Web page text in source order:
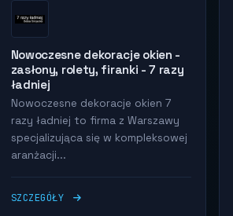
Nowoczesne dekoracje okien -
zasłony, rolety, firanki - 7 razy
ładniej
Nowoczesne dekoracje okien 7
razy ładniej to firma z Warszawy
specjalizująca się w kompleksowej
aranżacji...
SZCZEGÓŁY